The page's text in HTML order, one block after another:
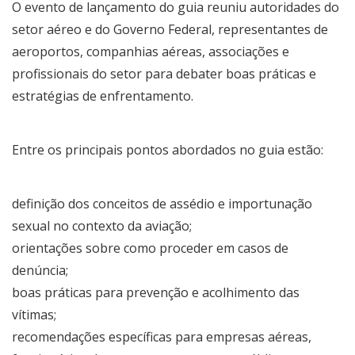
O evento de lançamento do guia reuniu autoridades do
setor aéreo e do Governo Federal, representantes de
aeroportos, companhias aéreas, associações e
profissionais do setor para debater boas práticas e
estratégias de enfrentamento.
Entre os principais pontos abordados no guia estão:
definição dos conceitos de assédio e importunação
sexual no contexto da aviação;
orientações sobre como proceder em casos de
denúncia;
boas práticas para prevenção e acolhimento das
vítimas;
recomendações específicas para empresas aéreas,